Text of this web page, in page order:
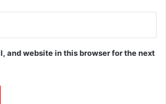
and website in this browser for the next